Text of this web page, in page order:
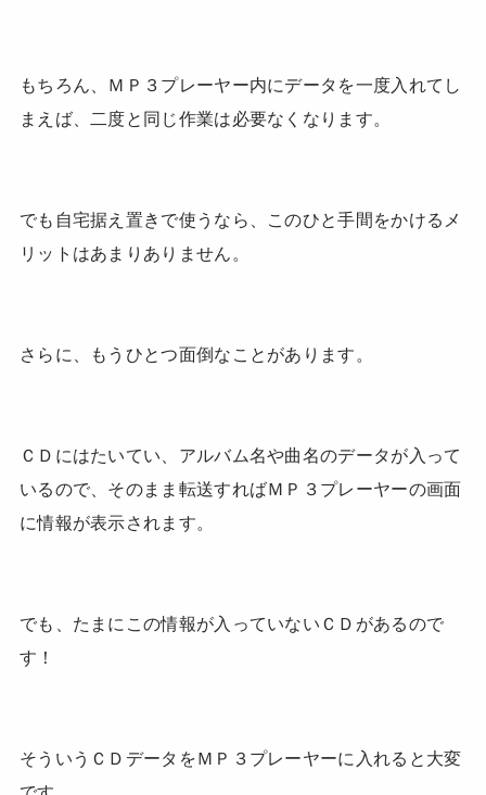
もちろん、ＭＰ３プレーヤー内にデータを一度入れてし
まえば、二度と同じ作業は必要なくなります。
でも自宅据え置きで使うなら、このひと手間をかけるメ
リットはあまりありません。
さらに、もうひとつ面倒なことがあります。
ＣＤにはたいてい、アルバム名や曲名のデータが入って
いるので、そのまま転送すればＭＰ３プレーヤーの画面
に情報が表示されます。
でも、たまにこの情報が入っていないＣＤがあるので
す！
そういうＣＤデータをＭＰ３プレーヤーに入れると大変